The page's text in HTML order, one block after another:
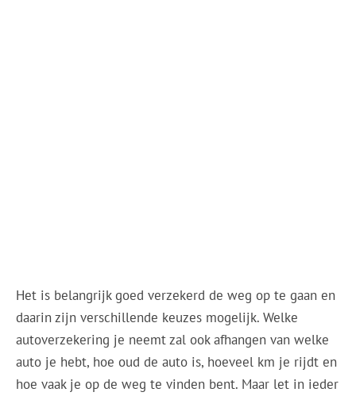
Het is belangrijk goed verzekerd de weg op te gaan en
daarin zijn verschillende keuzes mogelijk. Welke
autoverzekering je neemt zal ook afhangen van welke
auto je hebt, hoe oud de auto is, hoeveel km je rijdt en
hoe vaak je op de weg te vinden bent. Maar let in ieder